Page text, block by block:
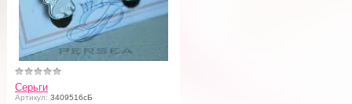
Серьги
Артикул: 3409516сБ